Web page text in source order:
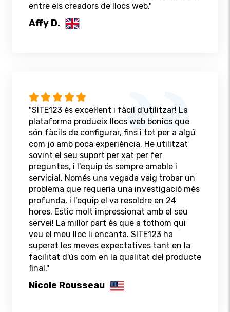
entre els creadors de llocs web."
Affy D.
"SITE123 és excel·lent i fàcil d'utilitzar! La
plataforma produeix llocs web bonics que
són fàcils de configurar, fins i tot per a algú
com jo amb poca experiència. He utilitzat
sovint el seu suport per xat per fer
preguntes, i l'equip és sempre amable i
servicial. Només una vegada vaig trobar un
problema que requeria una investigació més
profunda, i l'equip el va resoldre en 24
hores. Estic molt impressionat amb el seu
servei! La millor part és que a tothom qui
veu el meu lloc li encanta. SITE123 ha
superat les meves expectatives tant en la
facilitat d'ús com en la qualitat del producte
final."
Nicole Rousseau